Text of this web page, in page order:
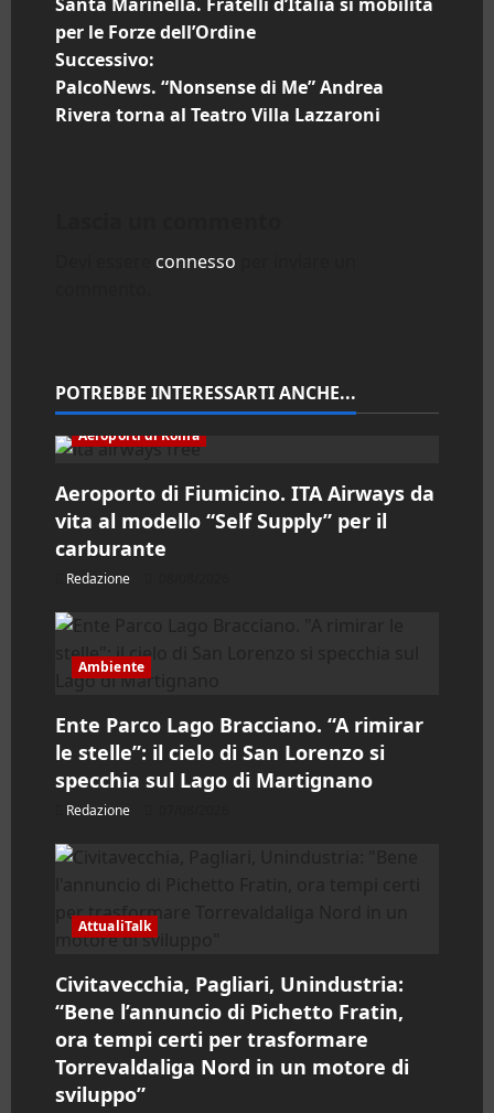
a
v
i
n
e
a
r
t
i
o
l
o
per le Forze dell’Ordine
Successivo:
PalcoNews. “Nonsense di Me” Andrea
Rivera torna al Teatro Villa Lazzaroni
connesso
POTREBBE INTERESSARTI ANCHE...
Aeroporti di Roma
Aeroporto di Fiumicino. ITA Airways da
vita al modello “Self Supply” per il
carburante
Redazione
Ambiente
Ente Parco Lago Bracciano. “A rimirar
le stelle”: il cielo di San Lorenzo si
specchia sul Lago di Martignano
Redazione
AttualiTalk
Civitavecchia, Pagliari, Unindustria:
“Bene l’annuncio di Pichetto Fratin,
ora tempi certi per trasformare
Torrevaldaliga Nord in un motore di
sviluppo”